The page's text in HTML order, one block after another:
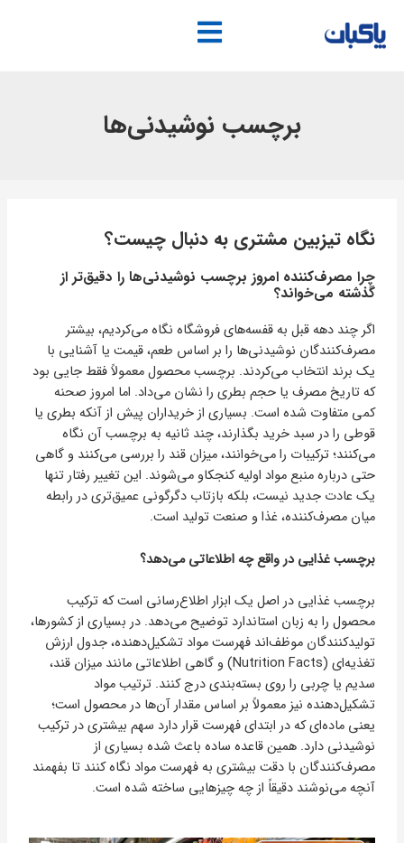
محتوا
برچسب نوشیدنی‌ها
نگاه تیزبین مشتری به دنبال چیست؟
چرا مصرف‌کننده امروز برچسب نوشیدنی‌ها را دقیق‌تر از
گذشته می‌خواند؟
اگر چند دهه قبل به قفسه‌های فروشگاه نگاه می‌کردیم، بیشتر
مصرف‌کنندگان نوشیدنی‌ها را بر اساس طعم، قیمت یا آشنایی با
یک برند انتخاب می‌کردند. برچسب محصول معمولاً فقط جایی بود
که تاریخ مصرف یا حجم بطری را نشان می‌داد. اما امروز صحنه
کمی متفاوت شده است. بسیاری از خریداران پیش از آنکه بطری یا
قوطی را در سبد خرید بگذارند، چند ثانیه به برچسب آن نگاه
می‌کنند؛ ترکیبات را می‌خوانند، میزان قند را بررسی می‌کنند و گاهی
حتی درباره منبع مواد اولیه کنجکاو می‌شوند. این تغییر رفتار تنها
یک عادت جدید نیست، بلکه بازتاب دگرگونی عمیق‌تری در رابطه
میان مصرف‌کننده، غذا و صنعت تولید است.
برچسب غذایی در واقع چه اطلاعاتی می‌دهد؟
برچسب غذایی در اصل یک ابزار اطلاع‌رسانی است که ترکیب
محصول را به زبان استاندارد توضیح می‌دهد. در بسیاری از کشورها،
تولیدکنندگان موظف‌اند فهرست مواد تشکیل‌دهنده، جدول ارزش
تغذیه‌ای (Nutrition Facts) و گاهی اطلاعاتی مانند میزان قند،
سدیم یا چربی را روی بسته‌بندی درج کنند. ترتیب مواد
تشکیل‌دهنده نیز معمولاً بر اساس مقدار آن‌ها در محصول است؛
یعنی ماده‌ای که در ابتدای فهرست قرار دارد سهم بیشتری در ترکیب
نوشیدنی دارد. همین قاعده ساده باعث شده بسیاری از
مصرف‌کنندگان با دقت بیشتری به فهرست مواد نگاه کنند تا بفهمند
آنچه می‌نوشند دقیقاً از چه چیزهایی ساخته شده است.
نوشته‌ها